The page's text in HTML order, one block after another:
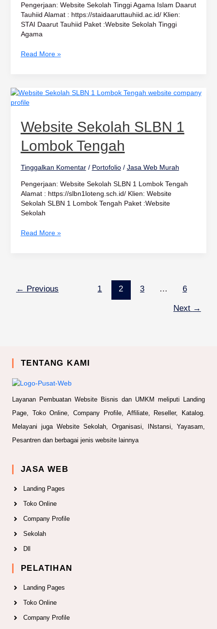
Pengerjaan: Website Sekolah Tinggi Agama Islam Daarut
Tauhiid Alamat : https://staidaaruttauhiid.ac.id/ Klien:
STAI Daarut Tauhiid Paket :Website Sekolah Tinggi
Agama
Read More »
Website Sekolah SLBN 1
Lombok Tengah
Tinggalkan Komentar / Portofolio/ Jasa Web Murah
Pengerjaan: Website Sekolah SLBN 1 Lombok Tengah
Alamat : https://slbn1loteng.sch.id/ Klien: Website
Sekolah SLBN 1 Lombok Tengah Paket :Website
Sekolah
Website
Sekolah
1
Lombok
Tengah
Read More »
← Previous 1 2 3 … 6
Next →
TENTANG KAMI
Layanan Pembuatan Website Bisnis dan UMKM meliputi Landing
Page, Toko Online, Company Profile, Affiliate, Reseller, Katalog.
Melayani juga Website Sekolah, Organisasi, INstansi, Yayasam,
Pesantren dan berbagai jenis website lainnya
JASA WEB
Landing Pages
Toko Online
Company Profile
Sekolah
Dll
PELATIHAN
Landing Pages
Toko Online
Company Profile